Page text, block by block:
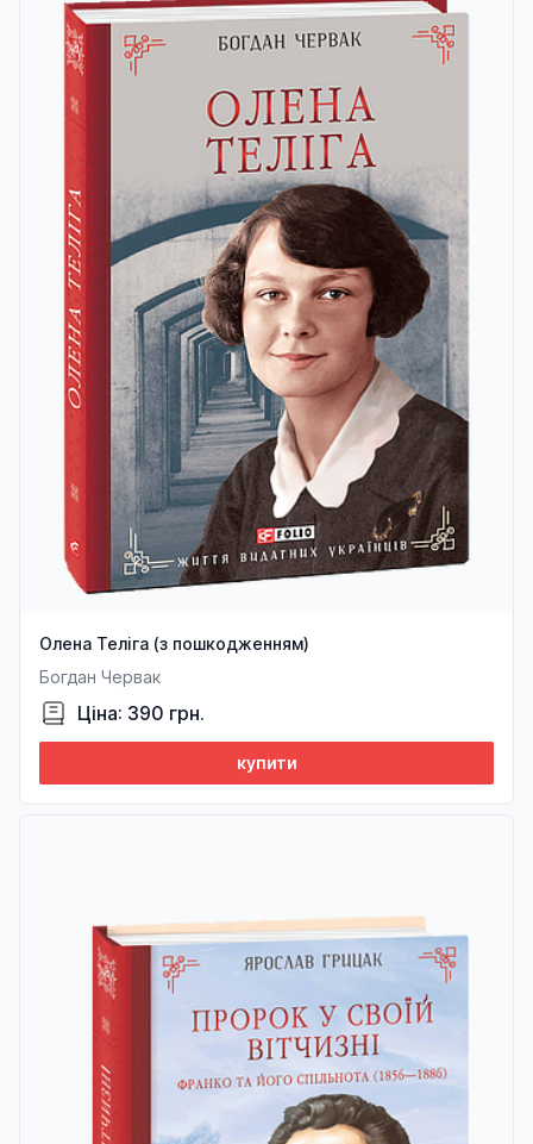
Олена Теліга (з пошкодженням)
Богдан Червак
Ціна: 390 грн.
купити